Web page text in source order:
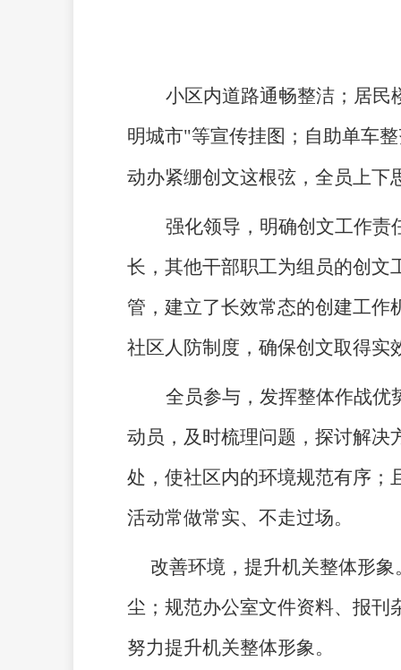
小区内道路通畅整洁；居
明城市"等宣传挂图；自助单车
动办紧绷创文这根弦，全员上下
强化领导，明确创文工作责
长，其他干部职工为组员的创文
管，建立了长效常态的创建工作
社区人防制度，确保创文取得实
全员参与，发挥整体作战优
动员，及时梳理问题，探讨解决
处 ， 使社区内的环境规范有序；
活动常做常实、不走过场。
改善环境，提升机关整体形
尘；规范办公室文件资料、报刊
努力提升机关整体形象。